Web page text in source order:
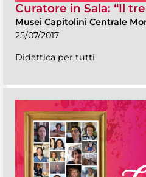
Curatore in Sala: “Il
Musei Capitolini Centrale
25/07/2017
Didattica per tutti